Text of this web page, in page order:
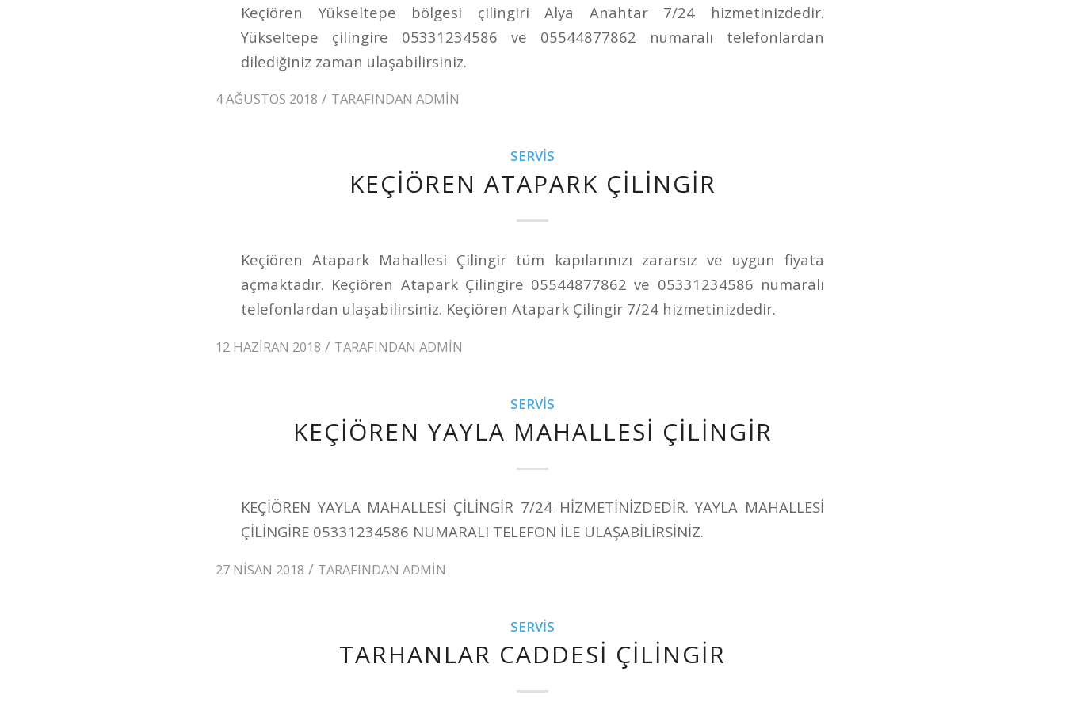
Keçiören Yükseltepe bölgesi çilingiri Alya Anahtar 7/24 hizmetinizdedir.
Yükseltepe çilingire 05331234586 ve 05544877862 numaralı telefonlardan
dilediğiniz zaman ulaşabilirsiniz.
4 AĞUSTOS 2018 / TARAFINDAN ADMIN
SERVIS
KEÇIÖREN ATAPARK ÇILINGIR
Keçiören Atapark Mahallesi Çilingir tüm kapılarınızı zararsız ve uygun fiyata
açmaktadır. Keçiören Atapark Çilingire 05544877862 ve 05331234586 numaralı
telefonlardan ulaşabilirsiniz. Keçiören Atapark Çilingir 7/24 hizmetinizdedir.
12 HAZIRAN 2018 / TARAFINDAN ADMIN
SERVIS
KEÇİÖREN YAYLA MAHALLESİ ÇİLİNGİR
KEÇİÖREN YAYLA MAHALLESİ ÇİLİNGİR 7/24 HİZMETİNİZDEDİR. YAYLA MAHALLESİ
ÇİLİNGİRE 05331234586 NUMARALI TELEFON İLE ULAŞABİLİRSİNİZ.
27 NISAN 2018 / TARAFINDAN ADMIN
SERVIS
TARHANLAR CADDESİ ÇİLİNGİR